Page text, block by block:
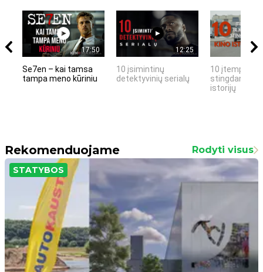
17:50
Se7en – kai tamsa
tampa meno kūriniu
12:25
10 įsimintinų
detektyvinių serialų
10 įtemptų,
stingdančių
istorijų
Rekomenduojame Rodyti visus
STATYBOS